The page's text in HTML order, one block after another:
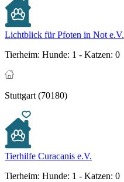
Lichtblick für Pfoten in Not e.V.
Tierheim: Hunde: 1 - Katzen: 0
Stuttgart (70180)
Tierhilfe Curacanis e.V.
Tierheim: Hunde: 1 - Katzen: 0